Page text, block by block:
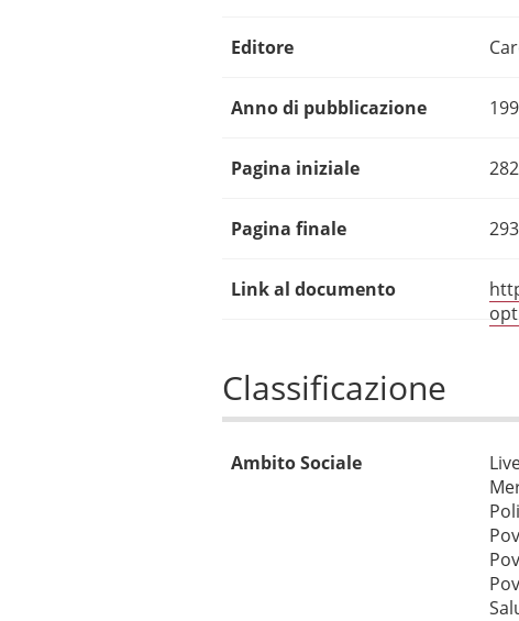
Editore
Anno di pubblicazione
Pagina iniziale 282
Pagina finale 293
Link al documento
Classificazione
Ambito Sociale